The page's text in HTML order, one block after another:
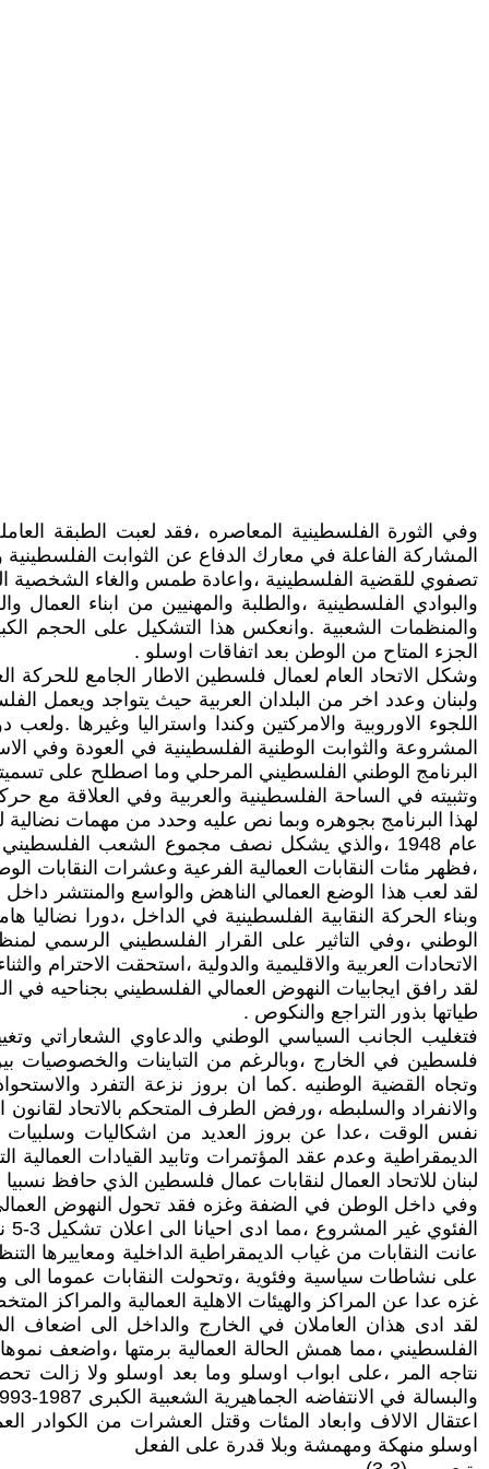
وفي الثورة الفلسطينية المعاصره ،فقد لعبت الطبقة
المشاركة الفاعلة في معارك الدفاع عن الثوابت
تصفوي للقضية الفلسطينية ،واعادة طمس والغاء الشخصية
والبوادي الفلسطينية ،والطلبة والمهنيين من ابناء
والمنظمات الشعبية .وانعكس هذا التشكيل على الحجم
الجزء المتاح من الوطن بعد اتفاقات اوسلو .
وشكل الاتحاد العام لعمال فلسطين الاطار الجامع
ولبنان وعدد اخر من البلدان العربية حيث يتواجد ويعمل
اللجوء الاوروبية والامركتين وكندا واستراليا وغيرها
المشروعة والثوابت الوطنية الفلسطينية في العودة وفي
البرنامج الوطني الفلسطيني المرحلي وما اصطلح على
لهذا البرنامج بجوهره وبما نص عليه وحدد من مهمات
عام 1948 ،والذي يشكل نصف مجموع الشعب
،فظهر مئات النقابات العمالية الفرعية وعشرات النقابات
لقد لعب هذا الوضع العمالي الناهض والواسع والمنتشر
وبناء الحركة النقابية الفلسطينية في الداخل ،دورا
الوطني ،وفي التاثير على القرار الفلسطيني الرسمي
الاتحادات العربية والاقليمية والدولية ،استحقت الاحترام
لقد رافق ايجابيات النهوض العمالي الفلسطيني بجناحيه
طياتها بذور التراجع والنكوص .
فتغليب الجانب السياسي الوطني والدعاوي الشعاراتي
فلسطين في الخارج ،وبالرغم من التباينات والخصوصيات
وتجاه القضية الوطنيه .كما ان بروز نزعة التفرد
والانفراد والسلبطه ،ورفض الطرف المتحكم بالاتحاد
نفس الوقت ،عدا عن بروز العديد من اشكاليات وسلبيات
الديمقراطية وعدم عقد المؤتمرات وتابيد القيادات
لبنان للاتحاد العمال لنقابات عمال فلسطين الذي حافظ
وفي داخل الوطن في الضفة وغزه فقد تحول النهوض
عانت النقابات من غياب الديمقراطية الداخلية ومعاييرها
على نشاطات سياسية وفئوية ،وتحولت النقابات عموما
غزه عدا عن المراكز والهيئات الاهلية العمالية والمراكز
لقد ادى هذان العاملان في الخارج والداخل الى اضعاف
الفلسطيني ،مما همش الحالة العمالية برمتها ،واضعف
نتاجه المر ،على ابواب اوسلو وما بعد اوسلو ولا زالت
اعتقال الالاف وابعاد المئات وقتل العشرات من الكوادر
اوسلو منهكة ومهمشة وبلا قدرة على الفعل